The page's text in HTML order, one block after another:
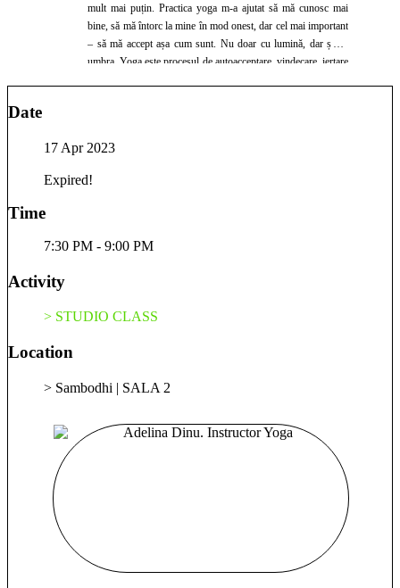
mult mai puțin. Practica yoga m-a ajutat să mă cunosc mai
bine, să mă întorc la mine în mod onest, dar cel mai important
– să mă accept așa cum sunt. Nu doar cu lumină, dar și cu
umbra. Yoga este procesul de autoacceptare, vindecare, iertare
International în 2020. În ultimii 7 ani am trecut prin multe
stabilă, conștientă, îmi ține sub control egoul, îmi oferă
mai bună metodă de self-therapy pentru mine.
Date
17 Apr 2023
Expired!
Time
7:30 PM - 9:00 PM
Activity
> STUDIO CLASS
Location
> Sambodhi | SALA 2